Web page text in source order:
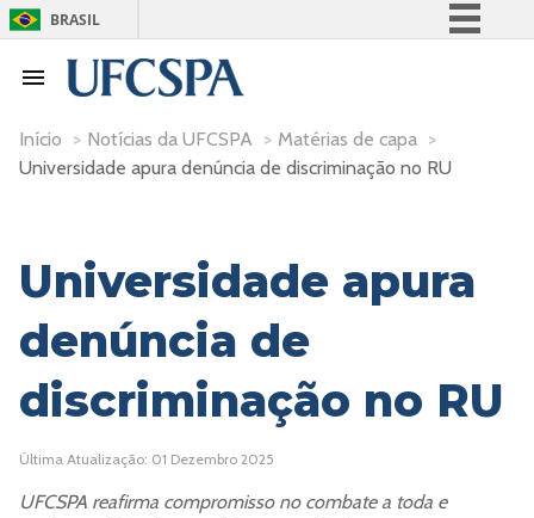
BRASIL
Participe
Acesso à informação
Início > Notícias da UFCSPA > Matérias de capa >
Universidade apura denúncia de discriminação no RU
Universidade apura
denúncia de
discriminação no RU
Última Atualização: 01 Dezembro 2025
UFCSPA reafirma compromisso no combate a toda e